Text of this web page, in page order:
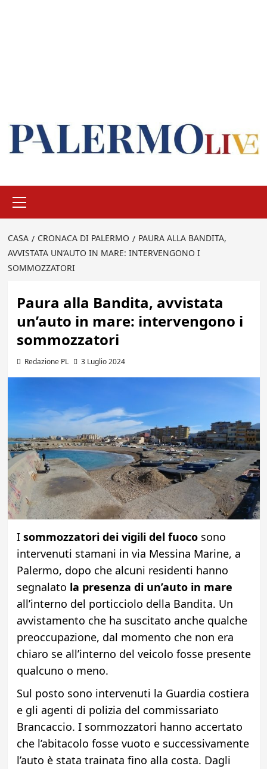
principale
CASA CRONACA DI PALERMO
PAURA ALLA BANDITA,
AVVISTATA UN’AUTO IN MARE: INTERVENGONO I
SOMMOZZATORI
Paura alla Bandita, avvistata
un’auto in mare: intervengono i
sommozzatori
Redazione PL 3 Luglio 2024
I sommozzatori dei vigili del fuocosono
intervenuti stamani in via Messina Marine, a
Palermo, dopo che alcuni residenti hanno
segnalato la presenza di un’auto in mare
all’interno del porticciolo della Bandita. Un
avvistamento che ha suscitato anche qualche
preoccupazione, dal momento che non era
chiaro se all’interno del veicolo fosse presente
qualcuno o meno.
Sul posto sono intervenuti la Guardia costiera
e gli agenti di polizia del commissariato
Brancaccio. I sommozzatori hanno accertato
che l’abitacolo fosse vuoto e successivamente
l’auto è stata trainata fino alla costa. Dagli